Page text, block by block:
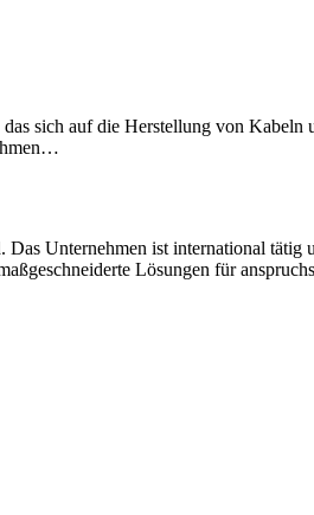
sich auf die Herstellung von
Unternehmen ist international tätig
Lösungen für